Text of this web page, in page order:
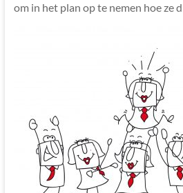
om in het plan op te nemen hoe ze